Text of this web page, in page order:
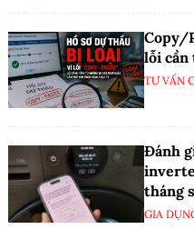
Copy/
lỗi
TƯ VẤN
Đánh
tháng
GIA